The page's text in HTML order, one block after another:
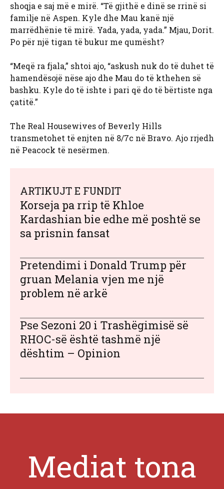
shoqja e saj më e mirë. “Të gjithë e dinë se rrinë si
familje në Aspen. Kyle dhe Mau kanë një
marrëdhënie të mirë. Yada, yada, yada.” Mjau, Dorit.
Po për një tigan të bukur me qumësht?
“Meqë ra fjala,” shtoi ajo, “askush nuk do të duhet të
hamendësojë nëse ajo dhe Mau do të kthehen së
bashku. Kyle do të ishte i pari që do të bërtiste nga
çatitë.”
The Real Housewives of Beverly Hills
transmetohet të enjten në 8/7c në Bravo. Ajo rrjedh
në Peacock të nesërmen.
ARTIKUJT E FUNDIT
Korseja pa rrip të Khloe
Kardashian bie edhe më poshtë se
sa prisnin fansat
Pretendimi i Donald Trump për
gruan Melania vjen me një
problem në arkë
Pse Sezoni 20 i Trashëgimisë së
RHOC-së është tashmë një
dështim – Opinion
Mediat tona